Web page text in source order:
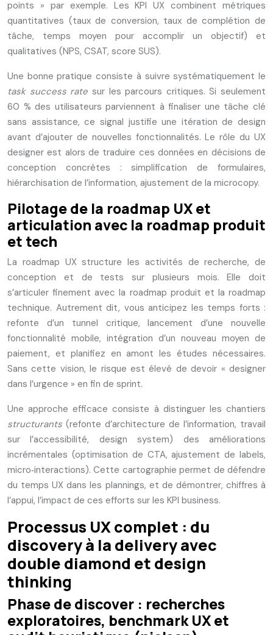
points » par exemple. Les KPI UX combinent métriques
quantitatives (taux de conversion, taux de complétion de
tâche, temps moyen pour accomplir un objectif) et
qualitatives (NPS, CSAT, score SUS).
Une bonne pratique consiste à suivre systématiquement le
task success rate sur les parcours critiques. Si seulement
60 % des utilisateurs parviennent à finaliser une tâche clé
sans assistance, ce signal justifie une itération de design
avant d’ajouter de nouvelles fonctionnalités. Le rôle du UX
designer est alors de traduire ces données en décisions de
conception concrètes : simplification de formulaires,
hiérarchisation de l’information, ajustement de la microcopy.
Pilotage de la roadmap UX et
articulation avec la roadmap produit
et tech
La roadmap UX structure les activités de recherche, de
conception et de tests sur plusieurs mois. Elle doit
s’articuler finement avec la roadmap produit et la roadmap
technique. Autrement dit, vous anticipez les temps forts :
refonte d’un tunnel critique, lancement d’une nouvelle
fonctionnalité mobile, intégration d’un nouveau moyen de
paiement, et planifiez en amont les études nécessaires.
Sans cette vision, le risque est élevé de devoir « designer
dans l’urgence » en fin de sprint.
Une approche efficace consiste à distinguer les chantiers
structurants (refonte d’architecture de l’information, travail
sur l’accessibilité, design system) des améliorations
incrémentales (optimisation de CTA, ajustement de labels,
micro‑interactions). Cette cartographie permet de défendre
du temps UX dans les plannings, et de démontrer, chiffres à
l’appui, l’impact de ces efforts sur les KPI business.
Processus UX complet : du
discovery à la delivery avec
double diamond et design
thinking
Phase de discover : recherches
exploratoires, benchmark UX et